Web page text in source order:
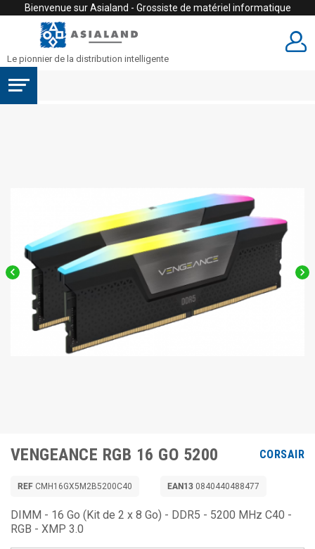
Bienvenue sur Asialand - Grossiste de matériel informatique
Le pionnier de la distribution intelligente
 
VENGEANCE RGB 16 GO 5200 CORSAIR
REF CMH16GX5M2B5200C40 EAN13 0840440488477
DIMM - 16 Go (Kit de 2 x 8 Go) - DDR5 - 5200 MHz C40 -
RGB - XMP 3.0